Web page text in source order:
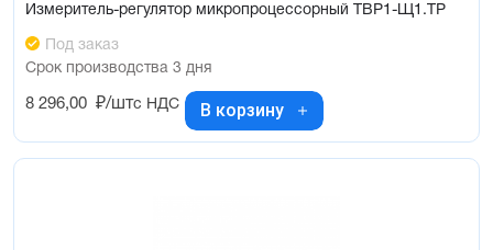
Измеритель-регулятор микропроцессорный ТВР1-Щ1.ТР
Под заказ
Срок производства 3 дня
8 296,00 ₽/штс НДС В корзину